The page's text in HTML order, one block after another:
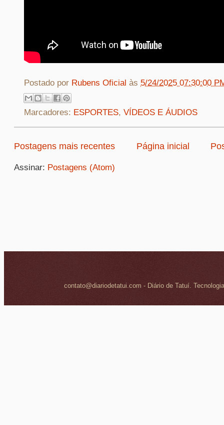
Postado por Rubens Oficial às 5/24/2025 07:30:00
Marcadores: ESPORTES, VÍDEOS E ÁUDIOS
Postagens mais recentes Página inicial
Assinar: Postagens (Atom)
contato@diariodetatui.com - Diário de Tatuí.